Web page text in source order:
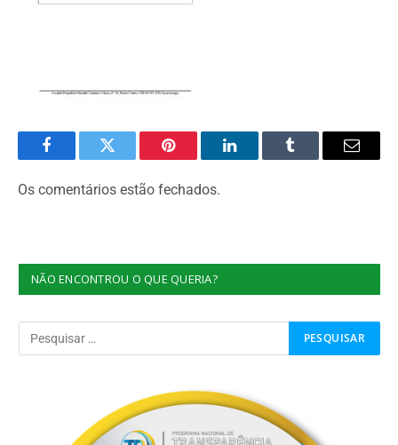
FacebookTwitter Pinterest O
Tumblr
E-
Os comentários estão fechados.
NÃO ENCONTROU O QUE QUERIA?